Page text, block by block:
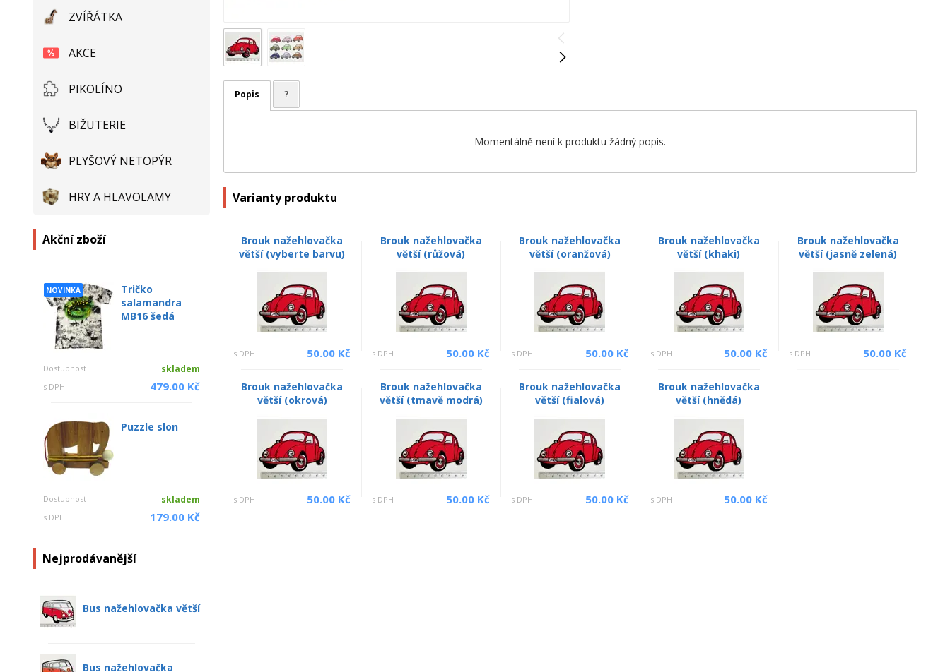
ZVÍŘÁTKA
AKCE
PIKOLÍNO
BIŽUTERIE
PLYŠOVÝ NETOPÝR
HRY A HLAVOLAMY
Akční zboží
NOVINKA
Tričko
salamandra
MB16 šedá
Dostupnost skladem
s DPH 479.00 Kč
Puzzle slon
Dostupnost skladem
s DPH 179.00 Kč
Nejprodávanější
Bus nažehlovačka větší
Bus nažehlovačka
Popis ?
Momentálně není k produktu žádný popis.
Varianty produktu
Brouk nažehlovačka
větší (vyberte barvu)
s DPH 50.00 Kč
Brouk nažehlovačka
větší (růžová)
s DPH 50.00 Kč
Brouk nažehlovačka
větší (oranžová)
s DPH 50.00 Kč
Brouk nažehlovačka
větší (khaki)
s DPH 50.00 Kč
Brouk nažehlovačka
větší (jasně zelená)
s DPH 50.00 Kč
Brouk nažehlovačka
větší (okrová)
s DPH 50.00 Kč
Brouk nažehlovačka
větší (tmavě modrá)
s DPH 50.00 Kč
Brouk nažehlovačka
větší (fialová)
s DPH 50.00 Kč
Brouk nažehlovačka
větší (hnědá)
s DPH 50.00 Kč